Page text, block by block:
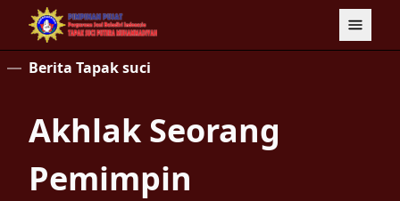
Berita Tapak suci
Akhlak Seorang
Pemimpin